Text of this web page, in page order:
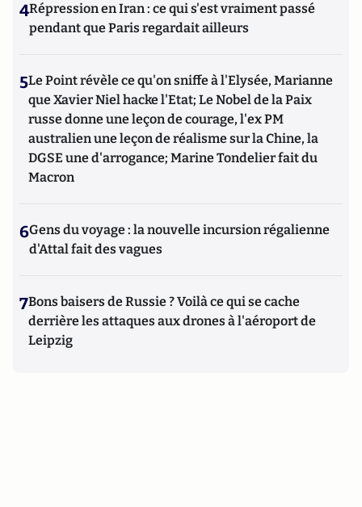
4Répression en Iran : ce qui s'est vraiment passé
pendant que Paris regardait ailleurs
5Le Point révèle ce qu'on sniffe à l'Elysée, Marianne
que Xavier Niel hacke l'Etat; Le Nobel de la Paix
russe donne une leçon de courage, l'ex PM
australien une leçon de réalisme sur la Chine, la
DGSE une d'arrogance; Marine Tondelier fait du
Macron
6Gens du voyage : la nouvelle incursion régalienne
d'Attal fait des vagues
7Bons baisers de Russie ? Voilà ce qui se cache
derrière les attaques aux drones à l'aéroport de
Leipzig